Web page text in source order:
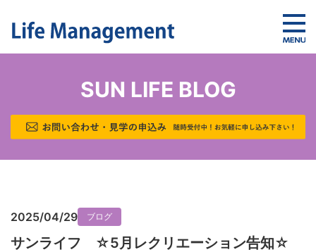
SUN LIFE BLOG
2025/04/29 ブログ
サンライフ ☆5月レクリエーション告知☆